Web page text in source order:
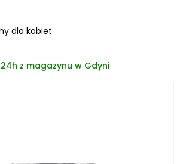
dla kobiet
24h z magazynu w Gdyni